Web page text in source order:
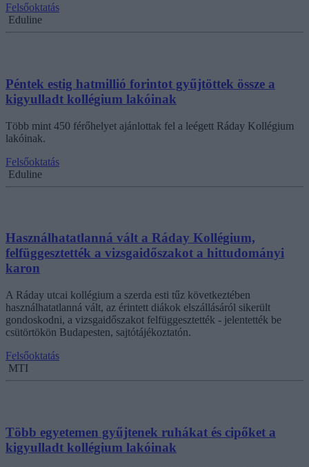
Felsőoktatás
Eduline
Péntek estig hatmillió forintot gyűjtöttek össze a
kigyulladt kollégium lakóinak
Több mint 450 férőhelyet ajánlottak fel a leégett Ráday Kollégium
lakóinak.
Felsőoktatás
Eduline
Használhatatlanná vált a Ráday Kollégium,
felfüggesztették a vizsgaidőszakot a hittudományi
karon
A Ráday utcai kollégium a szerda esti tűz következtében
használhatatlanná vált, az érintett diákok elszállásáról sikerült
gondoskodni, a vizsgaidőszakot felfüggesztették - jelentették be
csütörtökön Budapesten, sajtótájékoztatón.
Felsőoktatás
MTI
Több egyetemen gyűjtenek ruhákat és cipőket a
kigyulladt kollégium lakóinak